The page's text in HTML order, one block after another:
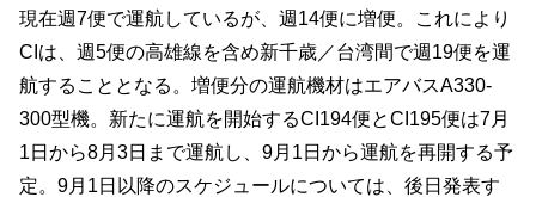
現在週7便で運航しているが、週14便に増便。これにより
CIは、週5便の高雄線を含め新千歳／台湾間で週19便を運
航することとなる。増便分の運航機材はエアバスA330-
300型機。新たに運航を開始するCI194便とCI195便は7月
1日から8月3日まで運航し、9月1日から運航を再開する予
定。9月1日以降のスケジュールについては、後日発表す